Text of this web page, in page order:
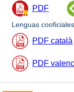
PDF
Lenguas
PDF català
PDF